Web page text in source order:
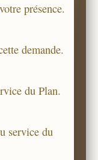
présence.
demande.
du Plan.
service du